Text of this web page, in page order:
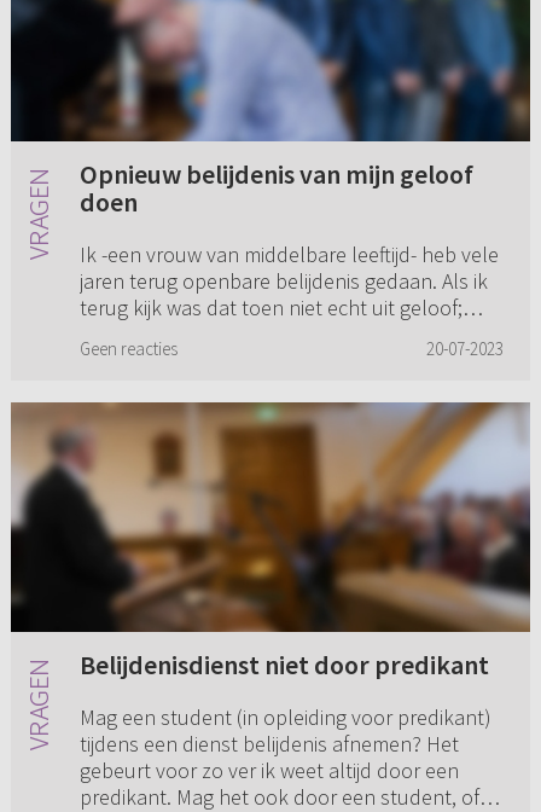
Opnieuw belijdenis van mijn geloof
doen
Ik -een vrouw van middelbare leeftijd- heb vele
jaren terug openbare belijdenis gedaan. Als ik
terug kijk was dat toen niet echt uit geloof;
verwachtingen van famil...
Geen reacties 20-07-2023
Belijdenisdienst niet door predikant
Mag een student (in opleiding voor predikant)
tijdens een dienst belijdenis afnemen? Het
gebeurt voor zo ver ik weet altijd door een
predikant. Mag het ook door een student, of